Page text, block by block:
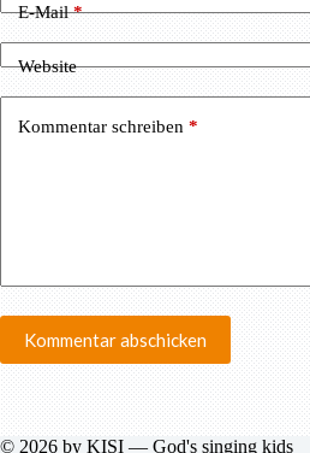
E-Mail*
Website
Kommentar schreiben *
Kommentar abschicken
© 2026 by KISI — God's singing kids